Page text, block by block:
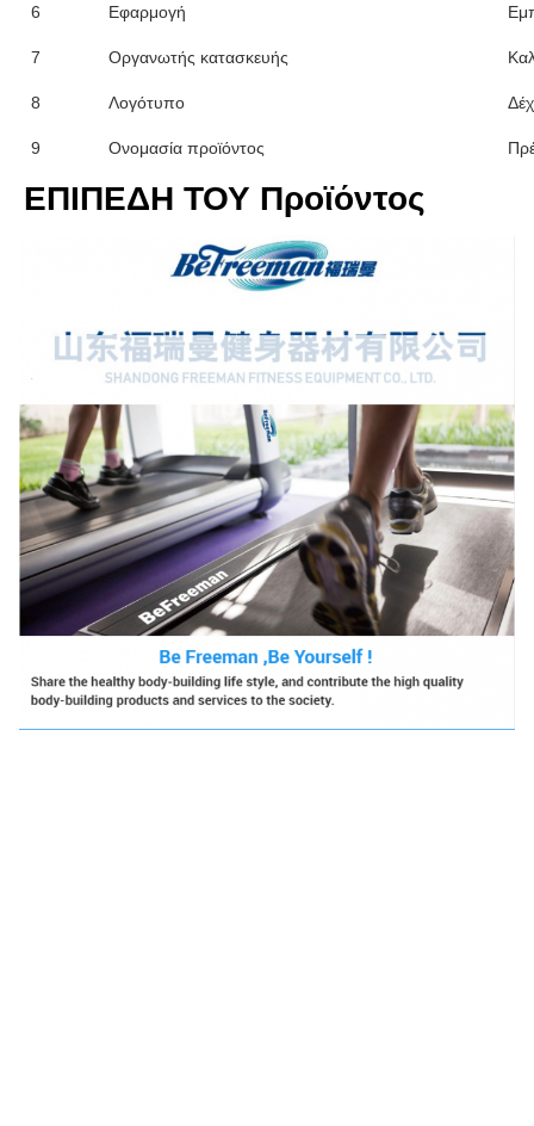
6 Εφαρμογή
7 Οργανωτής κατασκευής
8 Λογότυπο
9 Ονομασία προϊόντος
ΕΠΙΠΕΔΗ ΤΟΥ Προϊόντος